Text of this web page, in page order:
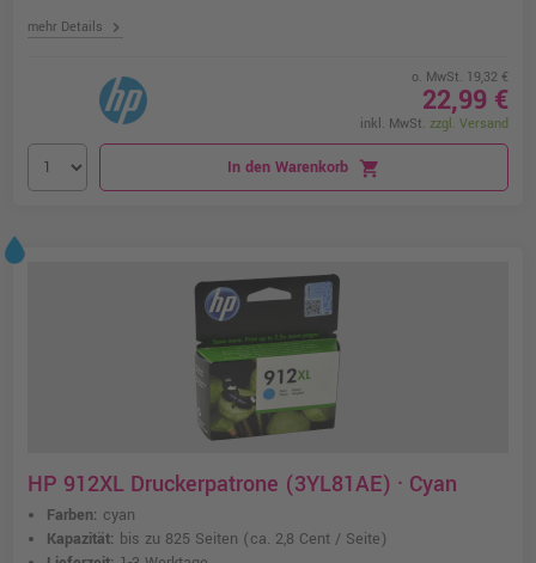
mehr Details chevron_right
o. MwSt. 19,32 €
22,99 €
inkl. MwSt. zzgl. Versand
In den Warenkorb shopping_cart
HP 912XL Druckerpatrone (3YL81AE) · Cyan
Farben: cyan
Kapazität: bis zu 825 Seiten (ca. 2,8 Cent / Seite)